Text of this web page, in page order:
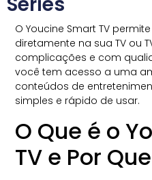
O Youcine Smart TV
diretamente na sua TV ou
complicações e com
você tem acesso a uma
conteúdos de
simples e rápido de usar.
O Que é o
TV e Por